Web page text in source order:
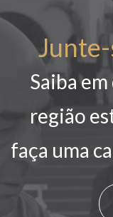
Saiba
região
faça uma